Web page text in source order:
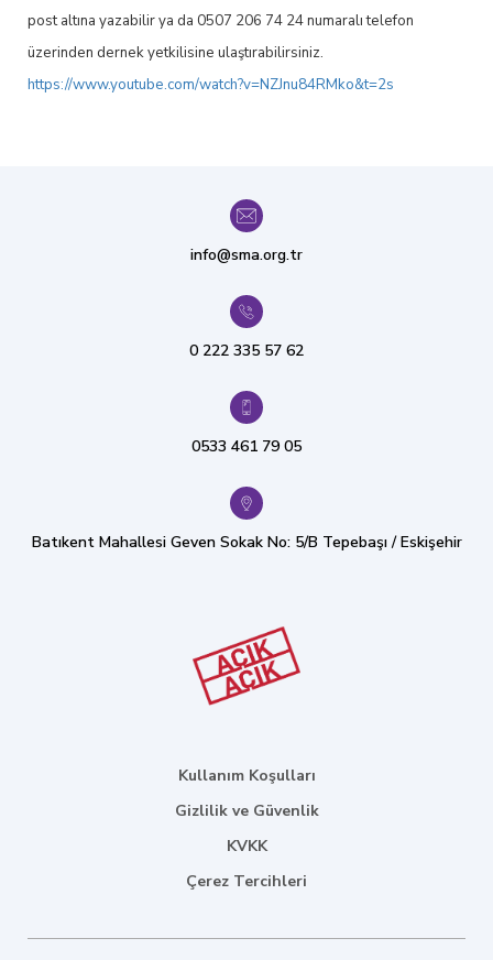
post altına yazabilir ya da 0507 206 74 24 numaralı telefon
üzerinden dernek yetkilisine ulaştırabilirsiniz.
https://www.youtube.com/watch?v=NZJnu84RMko&t=2s
info@sma.org.tr
0 222 335 57 62
0533 461 79 05
Batıkent Mahallesi Geven Sokak No: 5/B Tepebaşı / Eskişehir
Kullanım Koşulları
Gizlilik ve Güvenlik
KVKK
Çerez Tercihleri